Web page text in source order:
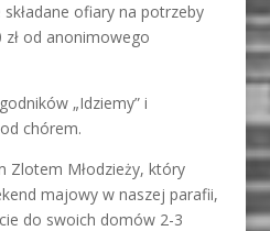
ofiary na potrzeby
od anonimowego
„Idziemy” i
chórem.
Zlotem Młodzieży, który
majowy w naszej parafii,
do swoich domów 2-3